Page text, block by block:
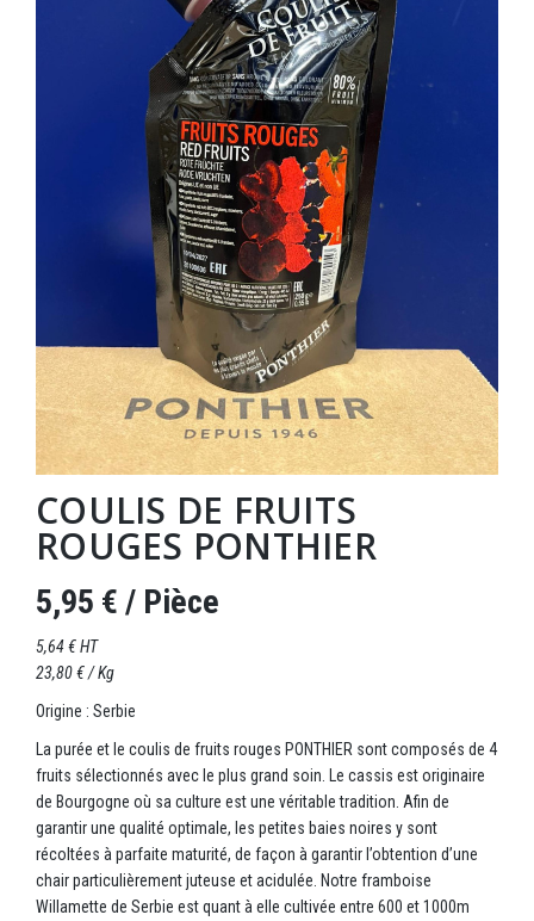
COULIS DE FRUITS
ROUGES PONTHIER
5,95 € / Pièce
5,64 € HT
23,80 € / Kg
Origine : Serbie
La purée et le coulis de fruits rouges PONTHIER sont composés de 4
fruits sélectionnés avec le plus grand soin. Le cassis est originaire
de Bourgogne où sa culture est une véritable tradition. Afin de
garantir une qualité optimale, les petites baies noires y sont
récoltées à parfaite maturité, de façon à garantir l’obtention d’une
chair particulièrement juteuse et acidulée. Notre framboise
Willamette de Serbie est quant à elle cultivée entre 600 et 1000m